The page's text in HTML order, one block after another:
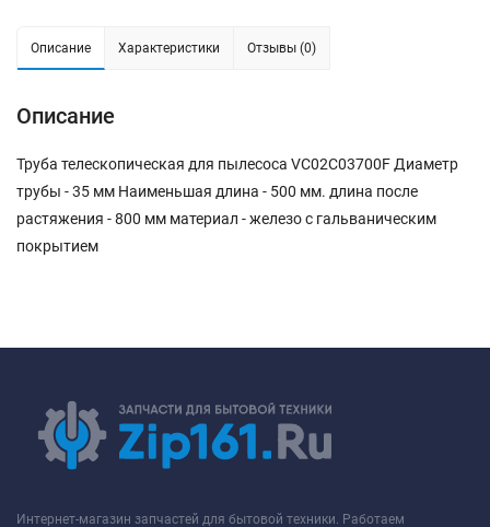
Описание Характеристики Отзывы (0)
Описание
Труба телескопическая для пылесоса VC02C03700F Диаметр
трубы - 35 мм Наименьшая длина - 500 мм. длина после
растяжения - 800 мм материал - железо с гальваническим
покрытием
Интернет-магазин запчастей для бытовой техники. Работаем